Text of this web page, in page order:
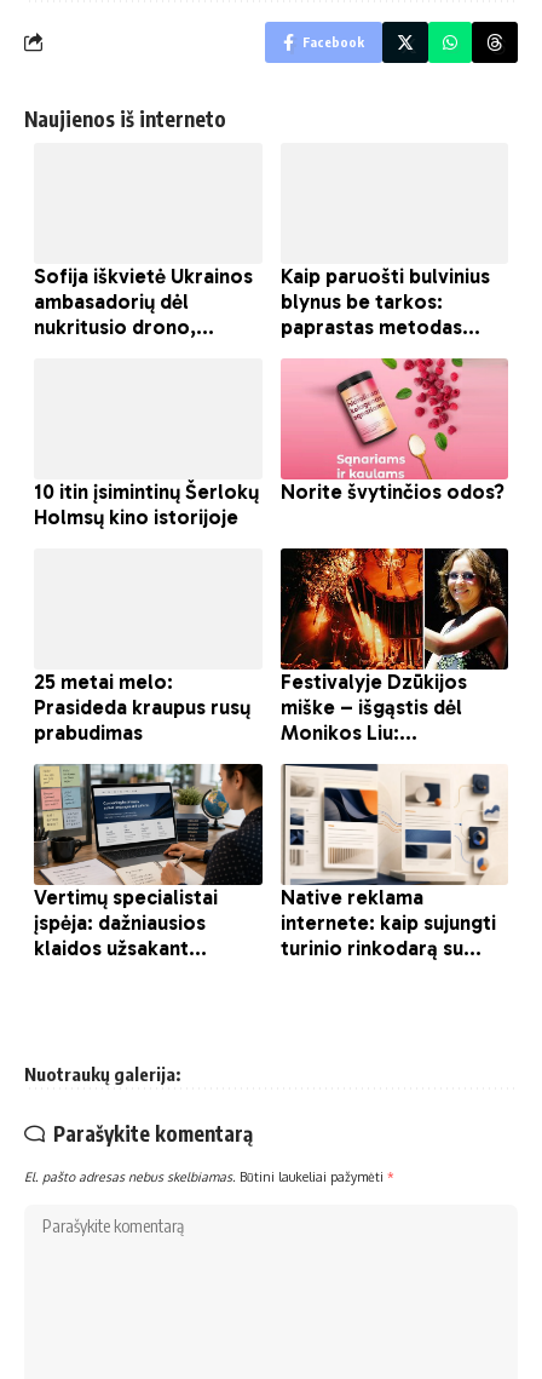
Facebook
Naujienos iš interneto
Nuotraukų galerija:
Parašykite komentarą
El. pašto adresas nebus skelbiamas. Būtini laukeliai pažymėti *